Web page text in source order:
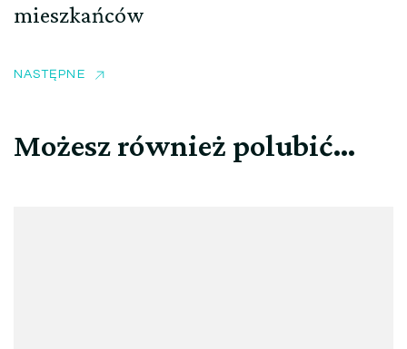
mieszkańców
NASTĘPNE
Możesz również polubić…